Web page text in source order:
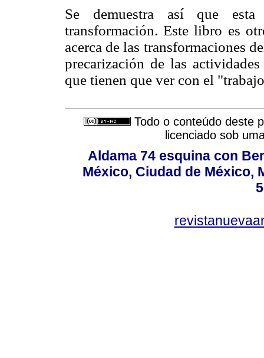
Se demuestra así que
transformación. Este libro es
acerca de las transformaciones
precarización de las
que tienen que ver con el
Todo o conteúdo deste
licenciado sob
Aldama 74 esquina con
México, Ciudad de México,